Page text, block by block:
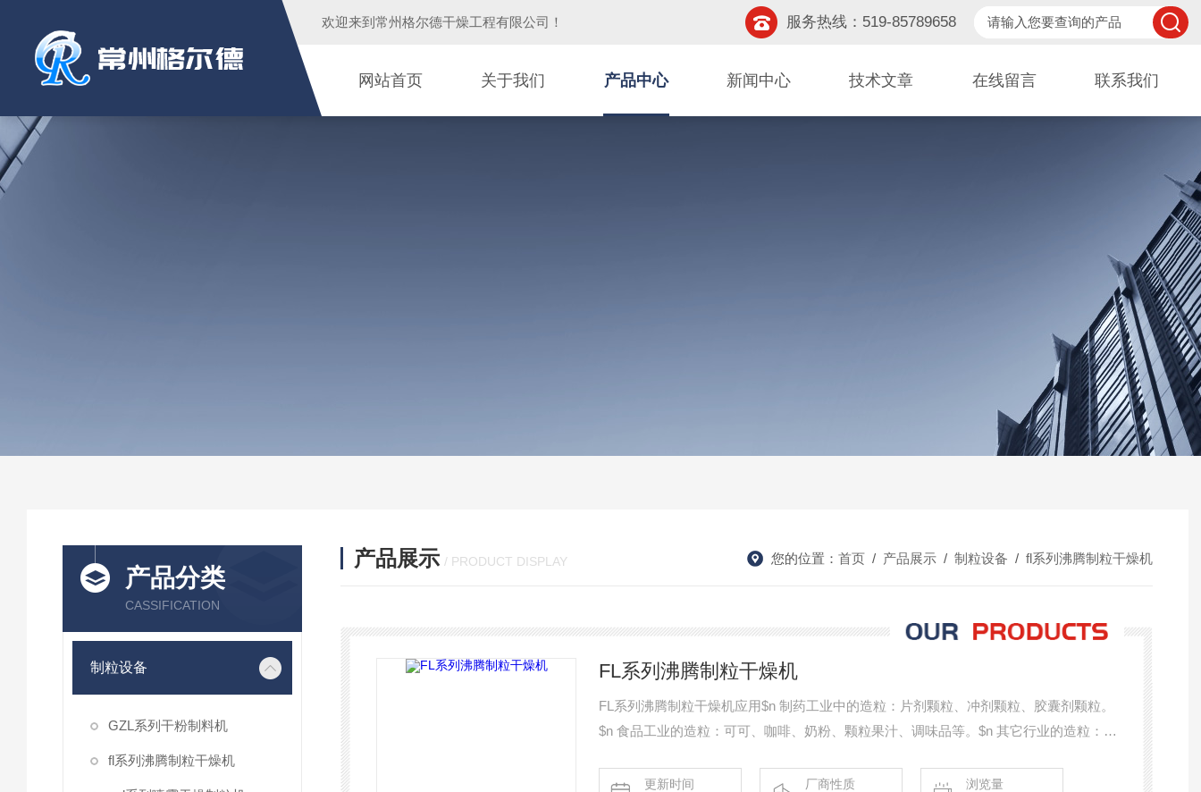
欢迎来到 常州格尔德干燥工程有限公司 ！ 服务热线：519-85789658
网站首页 关于我们 产品中心 新闻中心 技术文章 在线留言 联系我们
产品分类
CASSIFICATION
制粒设备
GZL系列干粉制料机
fl系列沸腾制粒干燥机
产品展示 / PRODUCT DISPLAY 您的位置： 首页 / 产品展示 / 制粒设备 / fl系列沸腾制粒干燥机
FL系列沸腾制粒干燥机
FL系列沸腾制粒干燥机应用$n 制药工业中的造粒：片剂颗粒、冲剂颗粒、胶囊剂颗粒。
$n 食品工业的造粒：可可、咖啡、奶粉、颗粒果汁、调味品等。$n 其它行业的造粒：农
剂保护层、备色、缓释、薄膜、肠溶包衣等
更新时间
厂商性质
浏览量